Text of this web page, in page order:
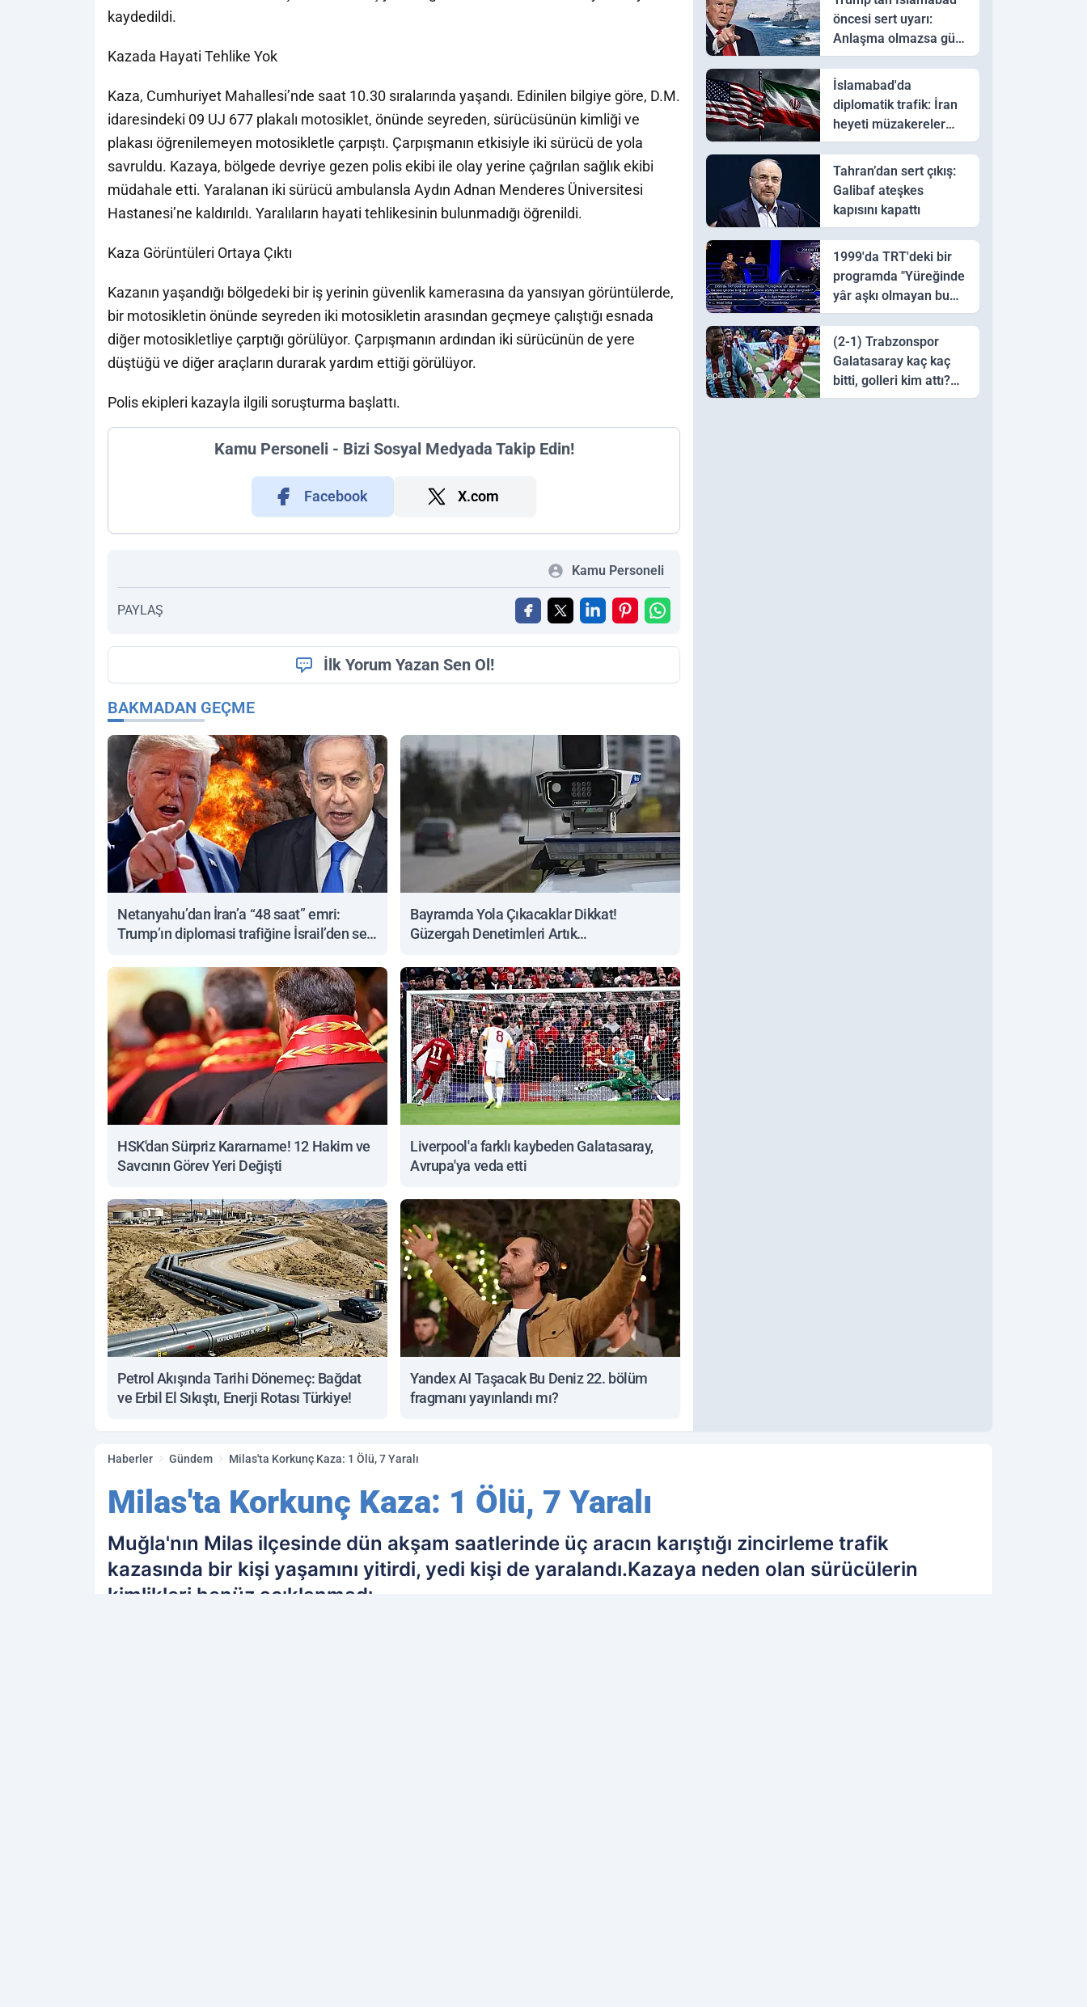
kaydedildi.
Kazada Hayati Tehlike Yok
Kaza, Cumhuriyet Mahallesi’nde saat 10.30 sıralarında yaşandı. Edinilen bilgiye göre, D.M.
idaresindeki 09 UJ 677 plakalı motosiklet, önünde seyreden, sürücüsünün kimliği ve
plakası öğrenilemeyen motosikletle çarpıştı. Çarpışmanın etkisiyle iki sürücü de yola
savruldu. Kazaya, bölgede devriye gezen polis ekibi ile olay yerine çağrılan sağlık ekibi
müdahale etti. Yaralanan iki sürücü ambulansla Aydın Adnan Menderes Üniversitesi
Hastanesi’ne kaldırıldı. Yaralıların hayati tehlikesinin bulunmadığı öğrenildi.
Kaza Görüntüleri Ortaya Çıktı
Kazanın yaşandığı bölgedeki bir iş yerinin güvenlik kamerasına da yansıyan görüntülerde,
bir motosikletin önünde seyreden iki motosikletin arasından geçmeye çalıştığı esnada
diğer motosikletliye çarptığı görülüyor. Çarpışmanın ardından iki sürücünün de yere
düştüğü ve diğer araçların durarak yardım ettiği görülüyor.
Polis ekipleri kazayla ilgili soruşturma başlattı.
Kamu Personeli - Bizi Sosyal Medyada Takip Edin!
Facebook X.com
Kamu Personeli
PAYLAŞ
İlk Yorum Yazan Sen Ol!
BAKMADAN GEÇME
Netanyahu’dan İran’a “48 saat” emri:
Trump’ın diplomasi trafiğine İsrail’den sert
Bayramda Yola Çıkacaklar Dikkat!
Güzergah Denetimleri Artık
HSK'dan Sürpriz Kararname! 12 Hakim ve
Savcının Görev Yeri Değişti
Liverpool'a farklı kaybeden Galatasaray,
Avrupa'ya veda etti
Petrol Akışında Tarihi Dönemeç: Bağdat
ve Erbil El Sıkıştı, Enerji Rotası Türkiye!
Yandex AI Taşacak Bu Deniz 22. bölüm
fragmanı yayınlandı mı?
öncesi sert uyarı:
Anlaşma olmazsa güç
kullanırız
İslamabad'da
diplomatik trafik: İran
heyeti müzakereler
için Pakistan'a ulaştı
Tahran’dan sert çıkış:
Galibaf ateşkes
kapısını kapattı
1999'da TRT'deki bir
programda "Yüreğinde
yâr aşkı olmayan bu
sazı çalarsa tingirdatır"
sözünü söyleyen halk
ozanı hangisidir?
(2-1) Trabzonspor
Galatasaray kaç kaç
bitti, golleri kim attı?
Trabzonspor
Haberler Gündem Milas'ta Korkunç Kaza: 1 Ölü, 7 Yaralı
Milas'ta Korkunç Kaza: 1 Ölü, 7 Yaralı
Muğla'nın Milas ilçesinde dün akşam saatlerinde üç aracın karıştığı zincirleme trafik
kazasında bir kişi yaşamını yitirdi, yedi kişi de yaralandı.Kazaya neden olan sürücülerin
kimlikleri henüz açıklanmadı.